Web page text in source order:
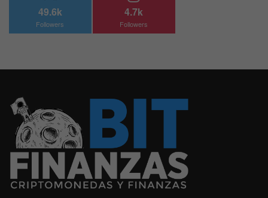
49.6k
Followers
4.7k
Followers